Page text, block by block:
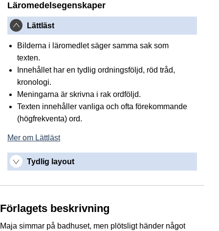
Läromedelsegenskaper
Lättläst
Bilderna i läromedlet säger samma sak som
texten.
Innehållet har en tydlig ordningsföljd, röd tråd,
kronologi.
Meningarna är skrivna i rak ordföljd.
Texten innehåller vanliga och ofta förekommande
(högfrekventa) ord.
Mer om Lättläst
Tydlig layout
Förlagets beskrivning
Maja simmar på badhuset, men plötsligt händer något